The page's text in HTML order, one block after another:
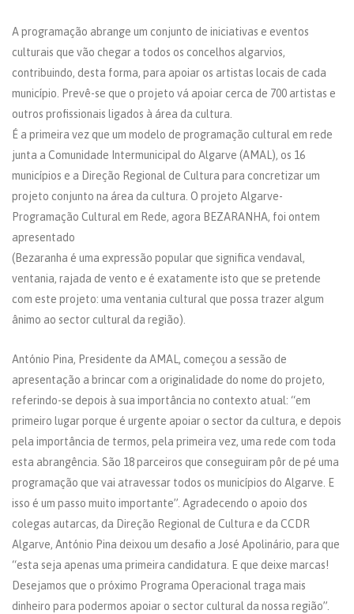
A programação abrange um conjunto de iniciativas e eventos
culturais que vão chegar a todos os concelhos algarvios,
contribuindo, desta forma, para apoiar os artistas locais de cada
município. Prevê-se que o projeto vá apoiar cerca de 700 artistas e
outros profissionais ligados à área da cultura.
É a primeira vez que um modelo de programação cultural em rede
junta a Comunidade Intermunicipal do Algarve (AMAL), os 16
municípios e a Direção Regional de Cultura para concretizar um
projeto conjunto na área da cultura. O projeto Algarve-
Programação Cultural em Rede, agora BEZARANHA, foi ontem
apresentado
(Bezaranha é uma expressão popular que significa vendaval,
ventania, rajada de vento e é exatamente isto que se pretende
com este projeto: uma ventania cultural que possa trazer algum
ânimo ao sector cultural da região).
António Pina, Presidente da AMAL, começou a sessão de
apresentação a brincar com a originalidade do nome do projeto,
referindo-se depois à sua importância no contexto atual: “em
primeiro lugar porque é urgente apoiar o sector da cultura, e depois
pela importância de termos, pela primeira vez, uma rede com toda
esta abrangência. São 18 parceiros que conseguiram pôr de pé uma
programação que vai atravessar todos os municípios do Algarve. E
isso é um passo muito importante”. Agradecendo o apoio dos
colegas autarcas, da Direção Regional de Cultura e da CCDR
Algarve, António Pina deixou um desafio a José Apolinário, para que
“esta seja apenas uma primeira candidatura. E que deixe marcas!
Desejamos que o próximo Programa Operacional traga mais
dinheiro para podermos apoiar o sector cultural da nossa região”.